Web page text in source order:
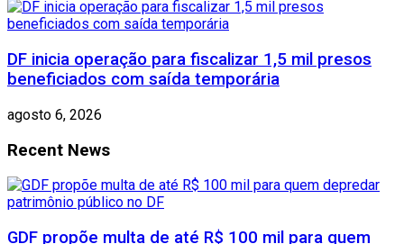
DF inicia operação para fiscalizar 1,5 mil presos
beneficiados com saída temporária
agosto 6, 2026
Recent News
GDF propõe multa de até R$ 100 mil para quem